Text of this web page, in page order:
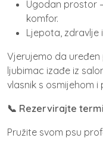
Ugodan prostor
komfor.
Ljepota, zdravlje
Vjerujemo da uređen
ljubimac izađe iz
vlasnik s osmijehom i
📞 Rezervirajte
Pružite svom psu